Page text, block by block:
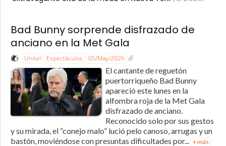
Bad Bunny sorprende disfrazado de
anciano en la Met Gala
Unitel Espectáculos 05/May/2026
El cantante de reguetón
puertorriqueño Bad Bunny
apareció este lunes en la
alfombra roja de la Met Gala
disfrazado de anciano.
Reconocido solo por sus gestos
y su mirada, el “conejo malo” lució pelo canoso, arrugas y un
bastón, moviéndose con presuntas dificultades por... + más